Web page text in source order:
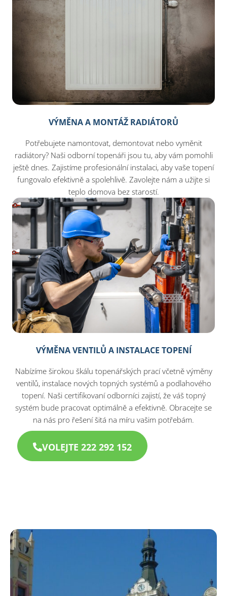
VÝMĚNA A MONTÁŽ RADIÁTORŮ
Potřebujete namontovat, demontovat nebo vyměnit
radiátory? Naši odborní topenáři jsou tu, aby vám pomohli
ještě dnes. Zajistíme profesionální instalaci, aby vaše topení
fungovalo efektivně a spolehlivě. Zavolejte nám a užijte si
teplo domova bez starostí.
VÝMĚNA VENTILŮ A INSTALACE TOPENÍ
Nabízíme širokou škálu topenářských prací včetně výměny
ventilů, instalace nových topných systémů a podlahového
topení. Naši certifikovaní odborníci zajistí, že váš topný
systém bude pracovat optimálně a efektivně. Obracejte se
na nás pro řešení šitá na míru vašim potřebám.
VOLEJTE 222 292 152